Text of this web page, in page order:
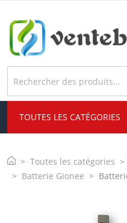
TOUTES LES CATÉGORIES
Toutes les catégories
Batterie Gionee